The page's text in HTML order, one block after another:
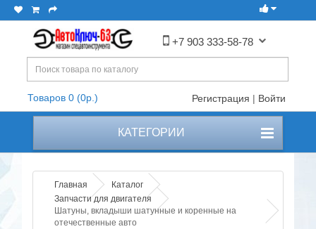
+7 903 333-58-78
Товаров 0 (0р.) Регистрация | Войти
КАТЕГОРИИ
Главная
Каталог
Запчасти для двигателя
Шатуны, вкладыши шатунные и коренные на
отечественные авто